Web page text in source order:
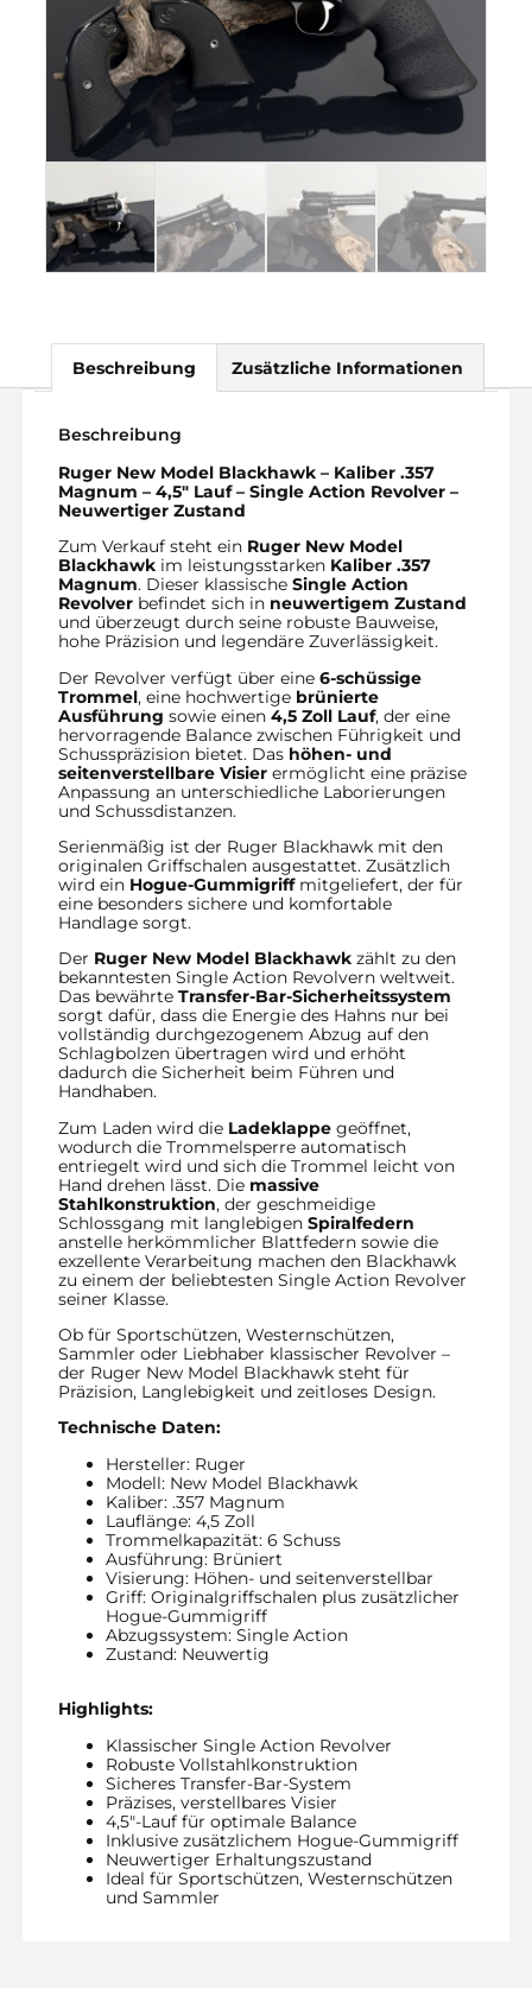
Beschreibung Zusätzliche Informationen
Beschreibung
Ruger New Model Blackhawk – Kaliber .357
Magnum – 4,5″ Lauf – Single Action Revolver –
Neuwertiger Zustand
Zum Verkauf steht ein Ruger New Model
Blackhawkim leistungsstarken Kaliber .357
Magnum. Dieser klassische Single Action
Revolverbefindet sich in neuwertigem Zustand
und überzeugt durch seine robuste Bauweise,
hohe Präzision und legendäre Zuverlässigkeit.
Der Revolver verfügt über eine 6-schüssige
Trommel, eine hochwertige brünierte
Ausführung sowie einen 4,5 Zoll Lauf, der eine
hervorragende Balance zwischen Führigkeit und
Schusspräzision bietet. Das höhen- und
seitenverstellbare Visierermöglicht eine präzise
Anpassung an unterschiedliche Laborierungen
und Schussdistanzen.
Serienmäßig ist der Ruger Blackhawk mit den
originalen Griffschalen ausgestattet. Zusätzlich
wird ein Hogue-Gummigriffmitgeliefert, der für
eine besonders sichere und komfortable
Handlage sorgt.
Der Ruger New Model Blackhawkzählt zu den
bekanntesten Single Action Revolvern weltweit.
Das bewährte Transfer-Bar-Sicherheitssystem
sorgt dafür, dass die Energie des Hahns nur bei
vollständig durchgezogenem Abzug auf den
Schlagbolzen übertragen wird und erhöht
dadurch die Sicherheit beim Führen und
Handhaben.
Zum Laden wird die Ladeklappegeöffnet,
wodurch die Trommelsperre automatisch
entriegelt wird und sich die Trommel leicht von
Hand drehen lässt. Die massive
Stahlkonstruktion, der geschmeidige
Schlossgang mit langlebigen Spiralfedern
anstelle herkömmlicher Blattfedern sowie die
exzellente Verarbeitung machen den Blackhawk
zu einem der beliebtesten Single Action Revolver
seiner Klasse.
Ob für Sportschützen, Westernschützen,
Sammler oder Liebhaber klassischer Revolver –
der Ruger New Model Blackhawk steht für
Präzision, Langlebigkeit und zeitloses Design.
Technische Daten:
Hersteller: Ruger
Modell: New Model Blackhawk
Kaliber: .357 Magnum
Lauflänge: 4,5 Zoll
Trommelkapazität: 6 Schuss
Ausführung: Brüniert
Visierung: Höhen- und seitenverstellbar
Griff: Originalgriffschalen plus zusätzlicher
Hogue-Gummigriff
Abzugssystem: Single Action
Zustand: Neuwertig
Highlights:
Klassischer Single Action Revolver
Robuste Vollstahlkonstruktion
Sicheres Transfer-Bar-System
Präzises, verstellbares Visier
4,5″-Lauf für optimale Balance
Inklusive zusätzlichem Hogue-Gummigriff
Neuwertiger Erhaltungszustand
Ideal für Sportschützen, Westernschützen
und Sammler